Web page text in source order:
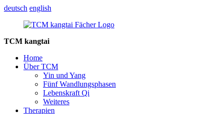
deutsch english
TCM kangtai
Home
Über TCM
Yin und Yang
Fünf Wandlungsphasen
Lebenskraft Qi
Weiteres
Therapien